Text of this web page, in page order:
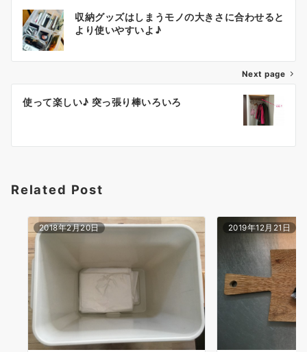
投
稿
ナ
ビ
ゲ
シ
ン
収納グッズはしまうモノの大きさに合わせると
より使いやすいよ♪
Next page
使って楽しい♪ 突っ張り棒いろいろ
Related Post
2018年2月20日 2019年12月21日